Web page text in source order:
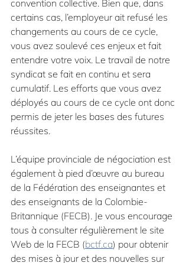
convention collective. Bien que, dans
certains cas, l’employeur ait refusé les
changements au cours de ce cycle,
vous avez soulevé ces enjeux et fait
entendre votre voix. Le travail de notre
syndicat se fait en continu et sera
cumulatif. Les efforts que vous avez
déployés au cours de ce cycle ont donc
permis de jeter les bases des futures
réussites.
L’équipe provinciale de négociation est
également à pied d’œuvre au bureau
de la Fédération des enseignantes et
des enseignants de la Colombie-
Britannique (FECB). Je vous encourage
tous à consulter régulièrement le site
Web de la FECB (bctf.ca) pour obtenir
des mises à jour et des nouvelles sur